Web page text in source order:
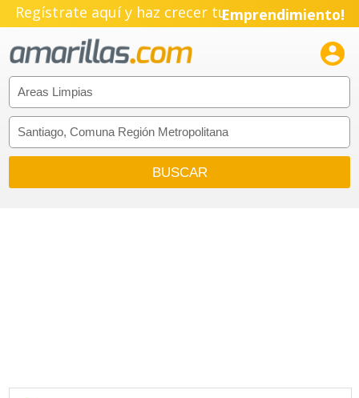
Regístrate aquí y haz crecer tuEmprendimiento!
